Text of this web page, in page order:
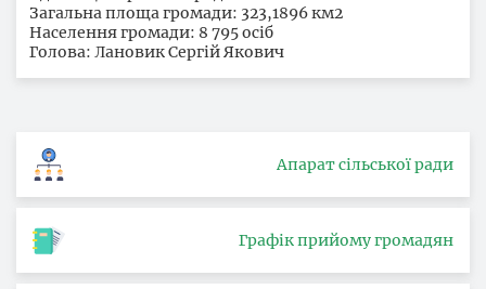
Загальна площа громади: 323,1896 км2
Населення громади: 8 795 осіб
Голова: Лановик Сергій Якович
Апарат сільської ради
Графік прийому громадян